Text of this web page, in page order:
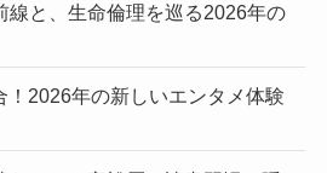
線と、生命倫理を巡る2026年の
！2026年の新しいエンタメ体験